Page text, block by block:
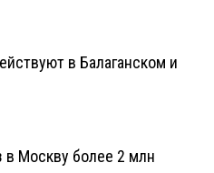
в Балаганском и
в Москву более 2 млн